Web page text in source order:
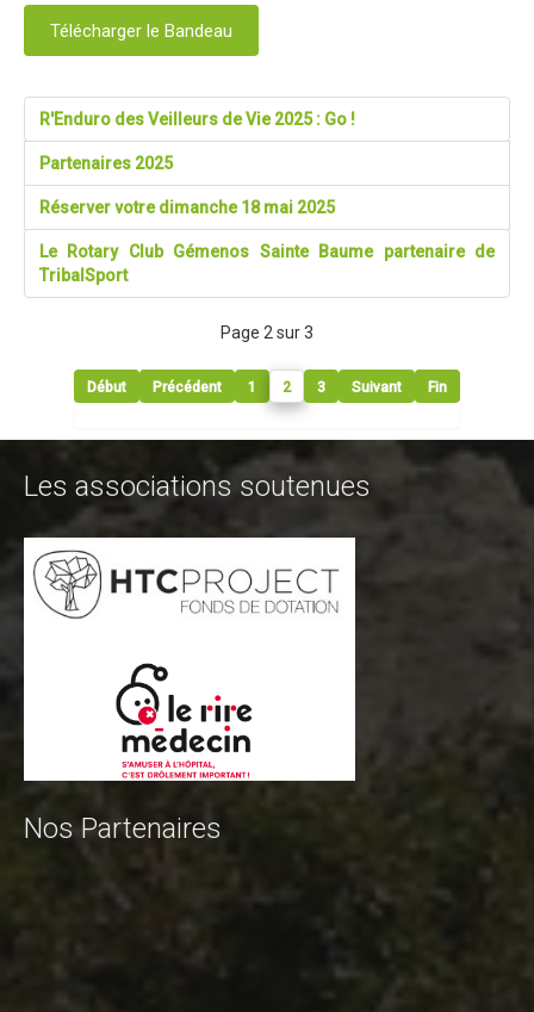
Partenaires
Edition 2014
Blog 2014
Le site de l'Enduro...
La page facebook de l'Enduro...
Contact
Contact Tribal & Enduro
Contact Tribal Club VTT
Télécharger le Bandeau
R'Enduro des Veilleurs de Vie 2025 : Go !
Partenaires 2025
Réserver votre dimanche 18 mai 2025
Le Rotary Club Gémenos Sainte Baume partenaire de
TribalSport
Page 2 sur 3
Début Précédent 1 2 3 Suivant Fin
Les associations soutenues
Nos Partenaires